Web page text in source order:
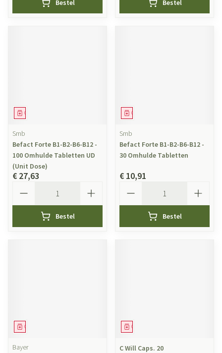
Bestel Bestel
Geneesmiddel
Smb
Befact Forte B1-B2-B6-B12 -
100 Omhulde Tabletten UD
(Unit Dose)
€ 27,63
Bestel
Geneesmiddel
Smb
Befact Forte B1-B2-B6-B12 -
30 Omhulde Tabletten
€ 10,91
Bestel
Geneesmiddel
Bayer
Geneesmiddel
C Will Caps. 20